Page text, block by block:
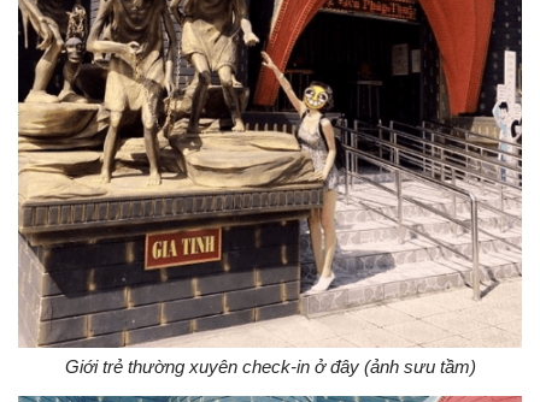
Giới trẻ thường xuyên check-in ở đây (ảnh sưu tầm)